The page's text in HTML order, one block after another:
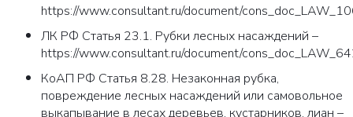
https://www.consultant.ru/document/
ЛК РФ Статья 23.1. Рубки лесных насаждений –
https://www.consultant.ru/document/
КоАП РФ Статья 8.28. Незаконная рубка,
повреждение лесных насаждений или самовольное
выкапывание в лесах деревьев, кустарников, лиан –